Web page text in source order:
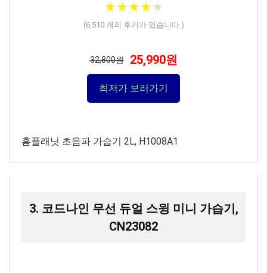
★★★★★
★★★★★
(6,510개의 후기가 있습니다.)
32,800원 25,990원
최저가 보러가기
홈플래닛 초음파 가습기 2L, H1008A1
3. 코드나인 무선 듀얼 스윙 미니 가습기,
CN23082